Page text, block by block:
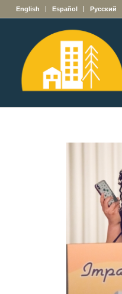
English Español Русский